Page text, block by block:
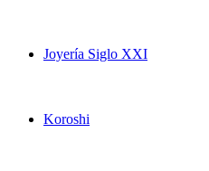
Joyería Siglo XXI
Koroshi